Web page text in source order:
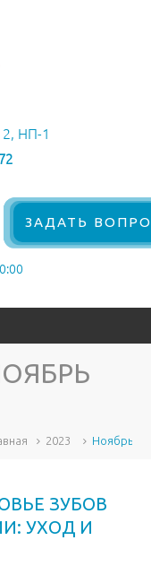
2, НП-1
ЗАДАТЬ
2023 Ноябрь
ЗУБОВ
УХОД И